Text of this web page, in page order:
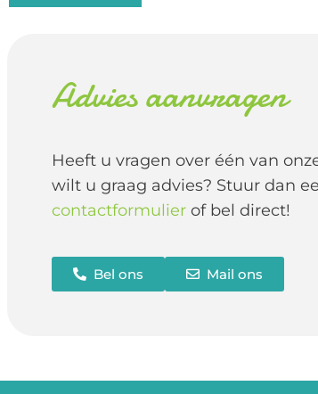
Advies aanvragen
Heeft u vragen over één van
wilt u graag advies? Stuur dan
contactformulier of bel direct!
Bel ons Mail ons